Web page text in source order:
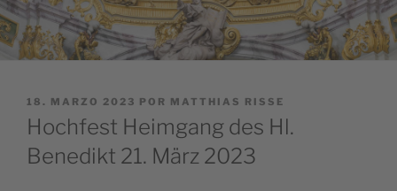
PUBLICADO
EL
18. MARZO 2023 POR MATTHIAS RISSE
Hochfest Heimgang des Hl.
Benedikt 21. März 2023